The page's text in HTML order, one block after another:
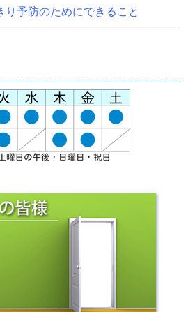
り予防のためにできること